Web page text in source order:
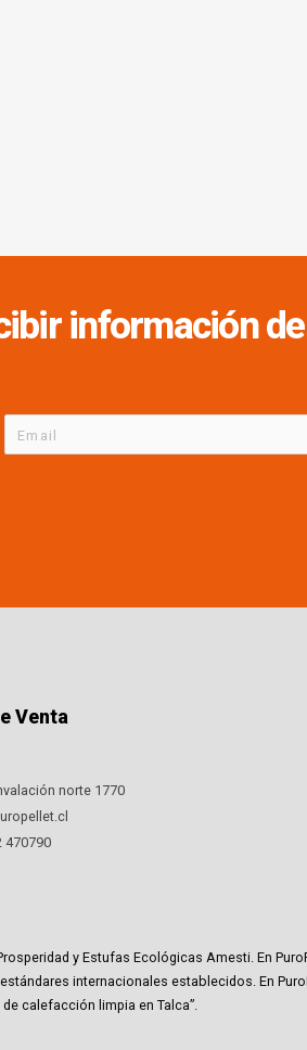
información
Venta
norte 1770
470790
y Estufas Ecológicas Amesti. En
internacionales establecidos. En
calefacción limpia en Talca”.